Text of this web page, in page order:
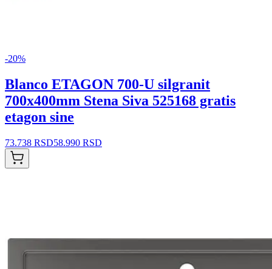
-20%
Blanco ETAGON 700-U silgranit
700x400mm Stena Siva 525168 gratis
etagon sine
73.738 RSD58.990 RSD